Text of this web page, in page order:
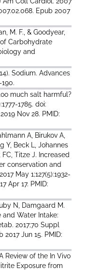
Epub 2007
M. F., & Goodyear,
of Carbohydrate
and
Sodium. Advances
much salt harmful?
1785. doi:
Nov 28. PMID:
A, Birukov A,
Y, Beck L, Johannes
Titze J. Increased
conservation and
May 1;127(5):1932-
Apr 17. PMID:
N, Damgaard M.
and Water Intake:
2017;70 Suppl
2017 Jun 15. PMID:
Review of the In Vivo
Exposure from